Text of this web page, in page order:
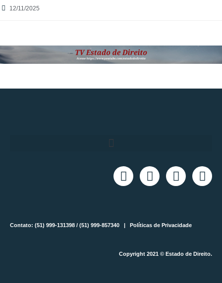
12/11/2025
Contato: (51) 999-131398 / (51) 999-857340 | Políticas de Privacidade
Copyright 2021 © Estado de Direito.